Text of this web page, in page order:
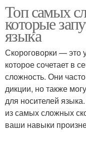
скороговорки
Топ самых
которые
языка
Скороговорки — это
которое сочетает в
сложность. Они
дикции, но также
для носителей
из самых сложных
ваши навыки